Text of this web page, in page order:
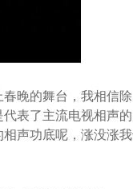
晚的舞台，我相信
表了主流电视相声
声功底呢，涨没涨